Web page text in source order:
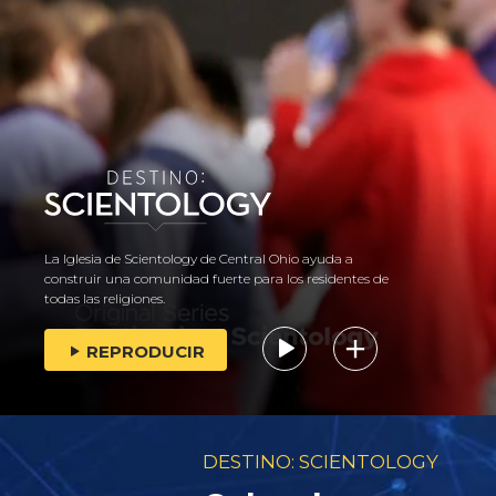
La Iglesia de Scientology de Central Ohio ayuda a
construir una comunidad fuerte para los residentes de
todas las religiones.
REPRODUCIR
DESTINO: SCIENTOLOGY